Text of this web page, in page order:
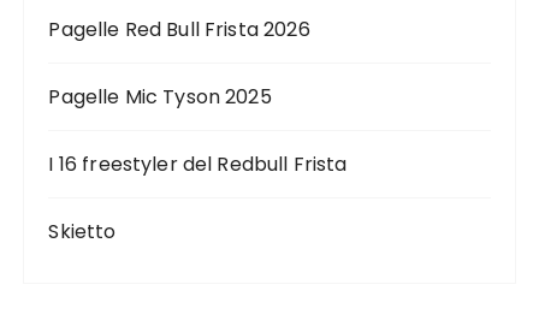
Pagelle Red Bull Frista 2026
Pagelle Mic Tyson 2025
I 16 freestyler del Redbull Frista
Skietto